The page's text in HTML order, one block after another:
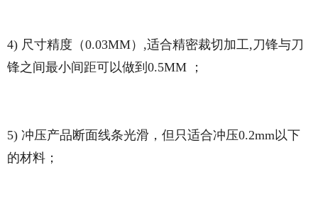
4) 尺寸精度（0.03MM）,适合精密裁切加工,刀锋与刀
锋之间最小间距可以做到0.5MM ；
5) 冲压产品断面线条光滑，但只适合冲压0.2mm以下
的材料；